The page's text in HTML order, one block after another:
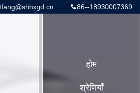
86--18930007369
fang@shhxgd.cn
होम
श्रेणियाँ